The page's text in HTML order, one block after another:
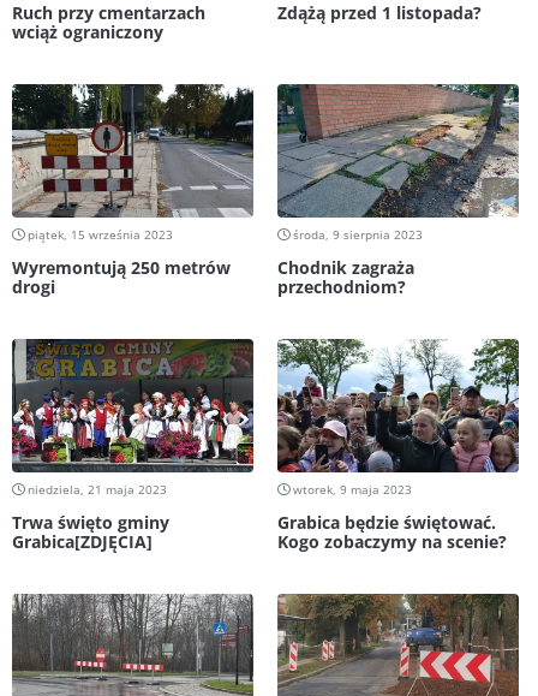
Ruch przy cmentarzach
wciąż ograniczony
Zdążą przed 1 listopada?
piątek, 15 września 2023
Wyremontują 250 metrów
drogi
środa, 9 sierpnia 2023
Chodnik zagraża
przechodniom?
niedziela, 21 maja 2023
Trwa święto gminy
Grabica[ZDJĘCIA]
wtorek, 9 maja 2023
Grabica będzie świętować.
Kogo zobaczymy na scenie?